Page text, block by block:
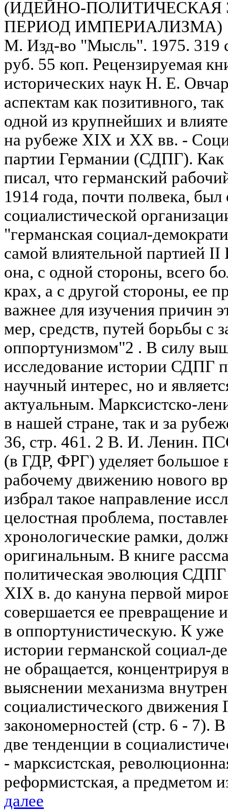
(ИДЕЙНО-
ПЕРИОД ИМПЕРИАЛИЗМА)
М. Изд-во "Мысль". 1975. 319
руб. 55 коп. Рецензируемая
исторических наук Н. Е.
аспектам как позитивного,
одной из крупнейших и
на рубеже XIX и XX вв. -
партии Германии (СДПГ).
писал, что германский
1914 года, почти полвека, был
социалистической
"германская социал-
самой влиятельной партией
она, с одной стороны, всего
крах, а с другой стороны, ее
важнее для изучения причин
мер, средств, путей борьбы с
оппортунизмом"2 . В силу
исследование истории СДПГ
научный интерес, но и
актуальным. Марксистско-
в нашей стране, так и за
36, стр. 461. 2 В. И. Ленин.
(в ГДР, ФРГ) уделяет большое
рабочему движению нового
избрал такое направление
целостная проблема,
хронологические рамки,
оригинальным. В книге
политическая эволюция
XIX в. до кануна первой
совершается ее превращение
в оппортунистическую. К
истории германской социал-
не обращается, концентрируя
выяснении механизма
социалистического движения
закономерностей (стр. 6 - 7).
две тенденции в
- марксистская,
реформистская, а предметом
далее